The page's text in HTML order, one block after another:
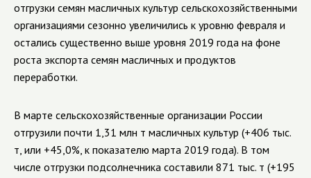
отгрузки семян масличных культур сельскохозяйственными
организациями сезонно увеличились к уровню февраля и
остались существенно выше уровня 2019 года на фоне
роста экспорта семян масличных и продуктов
переработки.
В марте сельскохозяйственные организации России
отгрузили почти 1,31 млн т масличных культур (+406 тыс.
т, или +45,0%, к показателю марта 2019 года). В том
числе отгрузки подсолнечника составили 871 тыс. т (+195